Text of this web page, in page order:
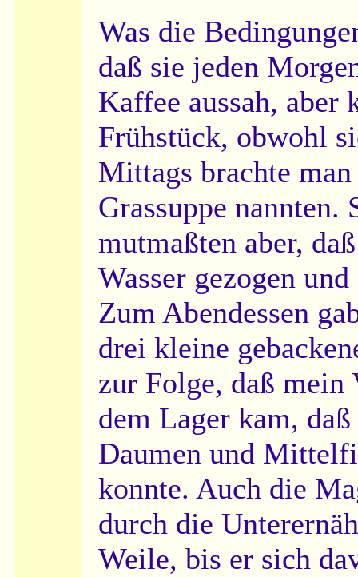
Was die
daß sie jeden
Kaffee aussah, aber
Frühstück, obwohl
Mittags brachte
Grassuppe
mutmaßten aber,
Wasser gezogen
Zum Abendessen
drei kleine
zur Folge, daß mein
dem Lager kam,
Daumen und
konnte. Auch die
durch die
Weile, bis er sich